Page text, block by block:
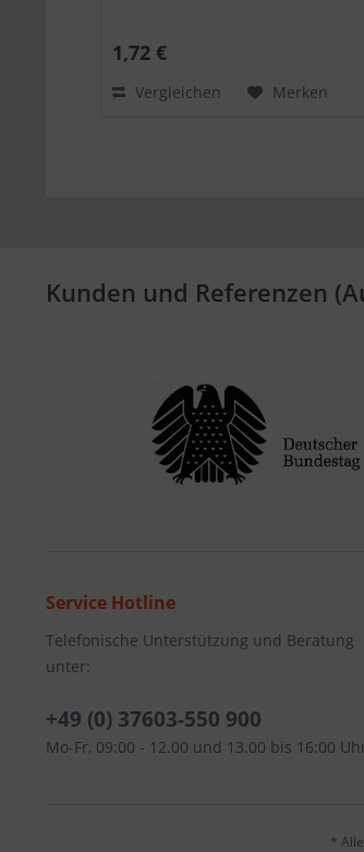
1,72 €
Vergleichen Merken
Kunden und Referenzen
Service Hotline
Telefonische Unterstützung und Beratung
unter:
+49 (0) 37603-550 900
Mo-Fr, 09:00 - 12.00 und 13.00 bis 16:00
*